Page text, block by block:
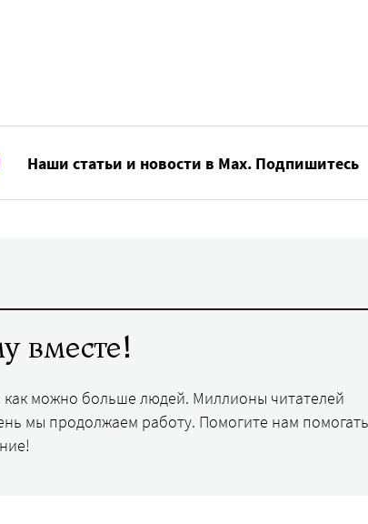
Наши статьи и новости в Max. Подпишитесь
вместе!
можно больше людей. Миллионы читателей
мы продолжаем работу. Помогите нам